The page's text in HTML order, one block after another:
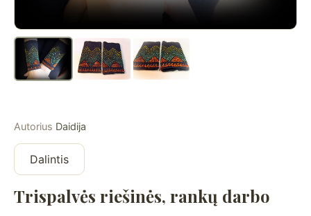
Autorius Daidija
Dalintis
Trispalvės riešinės, rankų darbo